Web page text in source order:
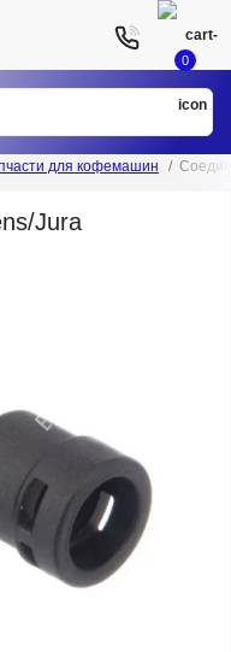
0
для кофемашин
Jura